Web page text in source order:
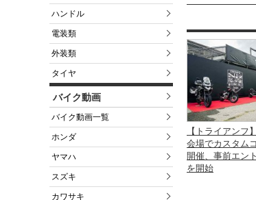
ハンドル
電装類
外装類
タイヤ
バイク動画
バイク動画一覧
ホンダ
ヤマハ
スズキ
カワサキ
【トライアンフ
会場でカスタム
開催、事前エン
を開始